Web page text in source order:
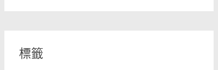
標籤